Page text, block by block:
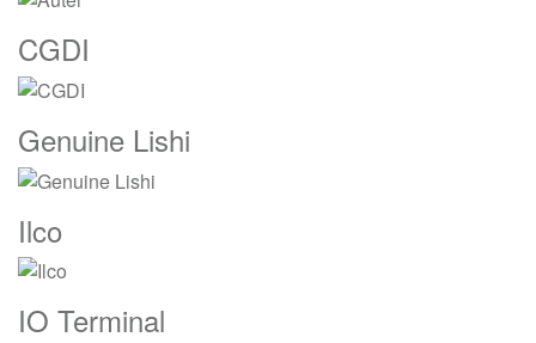
CGDI
Genuine Lishi
Ilco
IO Terminal